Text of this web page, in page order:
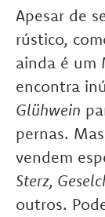
Apesar de
rústico,
ainda é um
encontra
Glühwein
pernas.
vendem
Sterz,
outros.